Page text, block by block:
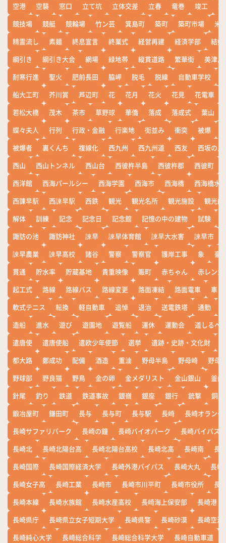
空港
空襲 窓口 立て坑 立体交差 立春 竜巻 竣工
競技場
競艇 競輪場 竹ン芸 箕島町 築町 築町市場
米
精霊流し
素麺 終息宣言 終業式 経営再建 経済学部
結婚
綱引き
綱引き大会 網場 緑地帯 縦貫道路 繁華街
美津島
耐寒行進
聖火 肥前長田 脇岬 脱毛 脱線 自動車学校
船大工町
芥川賞 芦辺町 花 花月 花火 花見 花電車
若松大橋
茂木 茶市 草野球 華僑 落成 落成式 葉山
蝶々夫人
行列 行政・金融 行楽地 街並み 衝突 被爆
被爆者
裏くんち 複線化 西九州 西九州道 西友
西坂の丘
西山
西山トンネル 西山台 西彼杵半島 西彼杵郡 西彼町
西洋館
西海パールシー 西海学園 西海市 西海橋
西海橋水
西諌早駅
西諫早駅 西鉄 観光 観光名所 観光施設
観光船
解体
訓練 記念 記念日 記念館 記憶の中の建物 試験
諏訪の池
諏訪神社 諫早 諫早体育館 諫早大水害 諫早市
諫早農業
諫早高校 諸谷 警察 警察官 護岸工事 象
豪
貫通
貯水率 貯蔵基地 貴重映像 賑町 赤ちゃん
赤レンガ
起工式
路線 路線バス 路線変更 路面凍結 路面電車
車
軟式テニス
転換 軽自動車 追悼 退治 送電鉄塔 通勤
造船
進水 遊び 遊園地 遊覧船 運休 運動会
道しるべ
遣唐使
遣唐使船 遣欧少年使節 選挙 遺跡・史跡・文化財
都大路
鄭成功 配備 酒造 重油 野母半島 野母崎
野母
野球部
野良猫 野鳥 金の卵 金メダリスト 金山銀山
釜山
針尾
釣り 鉄道 鉄道事故 銀嶺 銀座 銀行 銃撃
銅座
鍛冶屋町
鎌田町 長与 長与町 長与駅 長崎
長崎オランダ
長崎サファリパーク
長崎の鐘 長崎バイオパーク
長崎バイパス
長崎北
長崎北陽台高 長崎北陽台高校 長崎北高 長崎南
長
長崎国際
長崎国際経済大学 長崎外港バイパス 長崎大丸
長崎
長崎女子高
長崎工業 長崎市 長崎市川平町 長崎市役所
長
長崎本線
長崎水族館 長崎水産高校 長崎海上保安部
長崎港
長崎県庁
長崎県立女子短期大学 長崎県警 長崎砂漠
長崎空港
長崎純心大学
長崎総合科学 長崎総合科学大学 長崎自動車道